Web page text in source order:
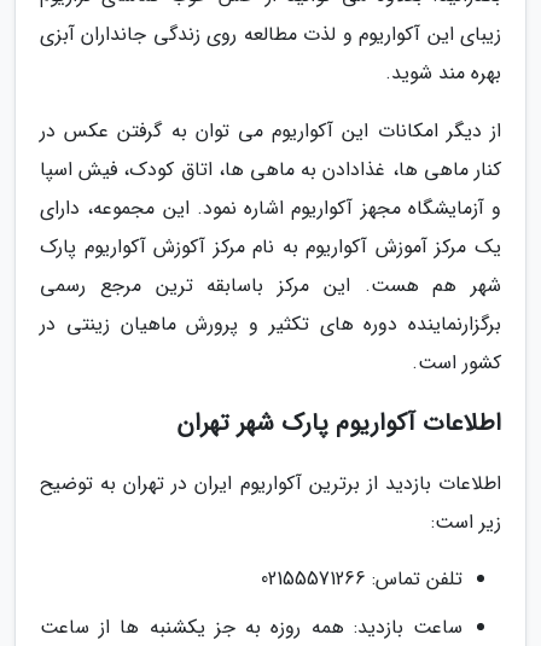
زیبای این آکواریوم و لذت مطالعه روی زندگی جانداران آبزی
بهره مند شوید.
از دیگر امکانات این آکواریوم می توان به گرفتن عکس در
کنار ماهی ها، غذادادن به ماهی ها، اتاق کودک، فیش اسپا
و آزمایشگاه مجهز آکواریوم اشاره نمود. این مجموعه، دارای
یک مرکز آموزش آکواریوم به نام مرکز آکوزش آکواریوم پارک
شهر هم هست. این مرکز باسابقه ترین مرجع رسمی
برگزارنماینده دوره های تکثیر و پرورش ماهیان زینتی در
کشور است.
اطلاعات آکواریوم پارک شهر تهران
اطلاعات بازدید از برترین آکواریوم ایران در تهران به توضیح
زیر است:
تلفن تماس: 02155571266
ساعت بازدید: همه روزه به جز یکشنبه ها از ساعت